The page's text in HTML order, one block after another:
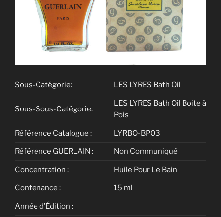
Sous-Catégorie: LES LYRES Bath Oil
Sous-Sous-Catégorie:
LES LYRES Bath Oil Boite à
Pois
Référence Catalogue : LYRBO-BP03
Référence GUERLAIN : Non Communiqué
Concentration : Huile Pour Le Bain
Contenance : 15 ml
Année d’Édition :